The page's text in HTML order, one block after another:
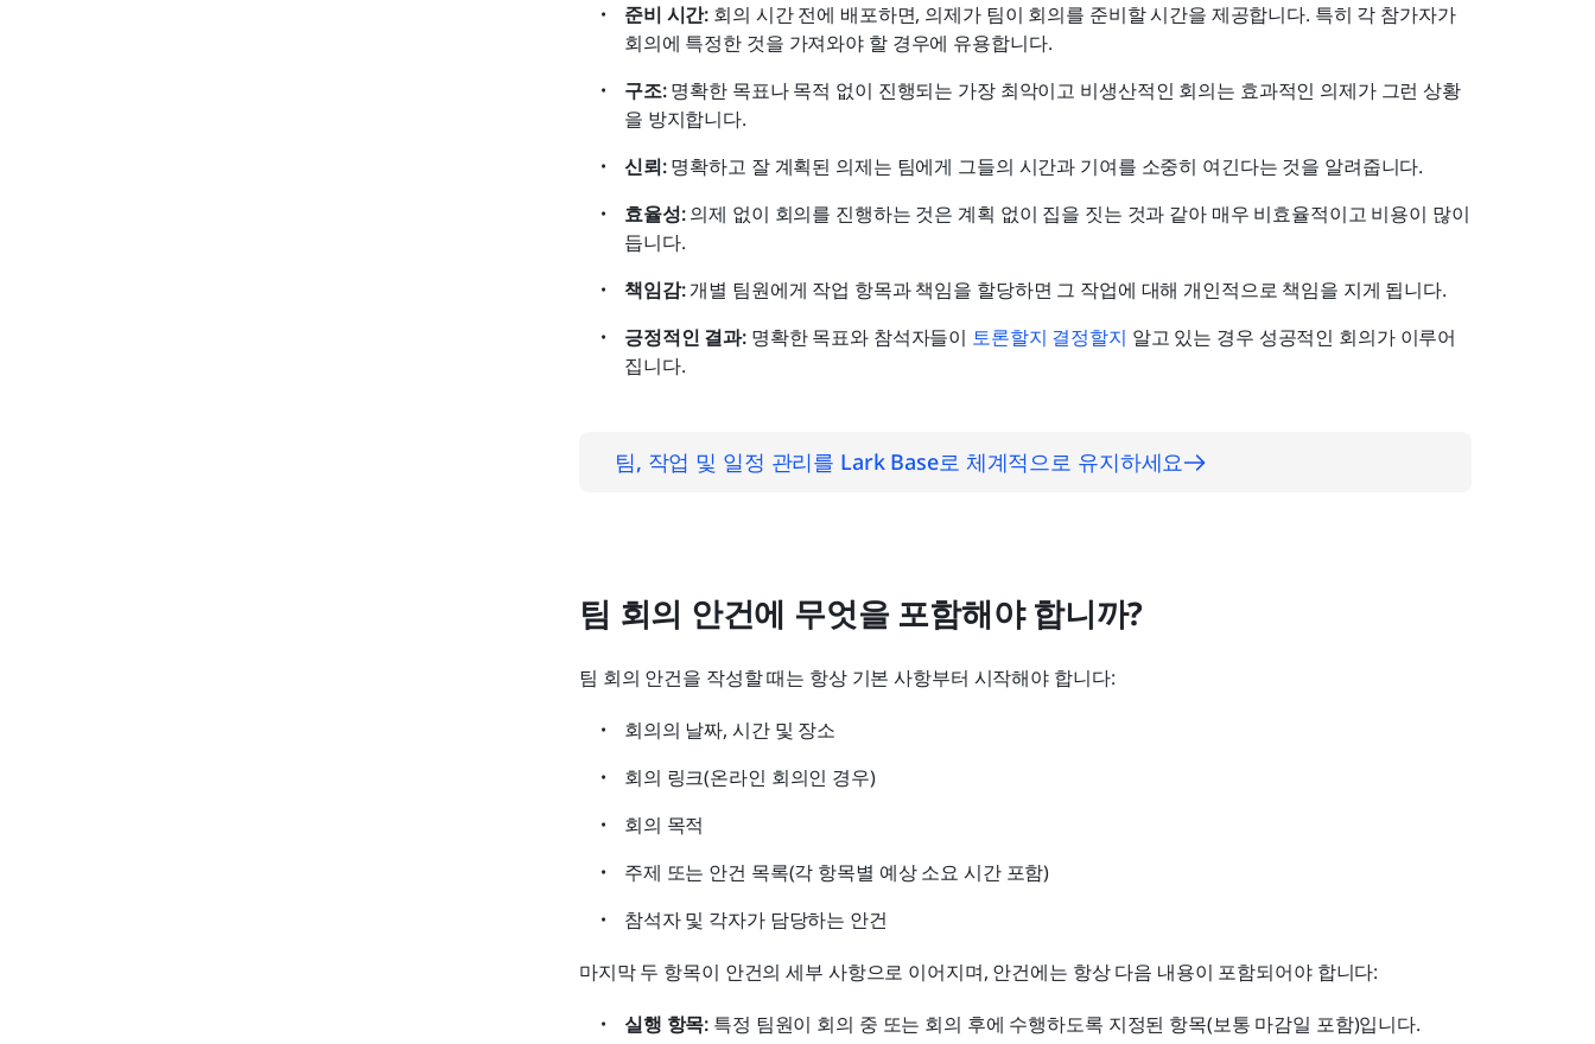
준비 시간: 회의 시간 전에 배포하면, 의제가 팀이 회의를 준비할 시간을 제공합니다. 특히 각 참가자가
회의에 특정한 것을 가져와야 할 경우에 유용합니다.
구조: 명확한 목표나 목적 없이 진행되는 가장 최악이고 비생산적인 회의는 효과적인 의제가 그런 상황
을 방지합니다.
신뢰: 명확하고 잘 계획된 의제는 팀에게 그들의 시간과 기여를 소중히 여긴다는 것을 알려줍니다.
효율성: 의제 없이 회의를 진행하는 것은 계획 없이 집을 짓는 것과 같아 매우 비효율적이고 비용이 많이
듭니다.
책임감: 개별 팀원에게 작업 항목과 책임을 할당하면 그 작업에 대해 개인적으로 책임을 지게 됩니다.
긍정적인 결과: 명확한 목표와 참석자들이 토론할지 결정할지 알고 있는 경우 성공적인 회의가 이루어
집니다.
팀, 작업 및 일정 관리를 Lark Base로 체계적으로 유지하세요
팀 회의 안건에 무엇을 포함해야 합니까?
팀 회의 안건을 작성할 때는 항상 기본 사항부터 시작해야 합니다:
회의의 날짜, 시간 및 장소
회의 링크(온라인 회의인 경우)
회의 목적
주제 또는 안건 목록(각 항목별 예상 소요 시간 포함)
참석자 및 각자가 담당하는 안건
마지막 두 항목이 안건의 세부 사항으로 이어지며, 안건에는 항상 다음 내용이 포함되어야 합니다:
실행 항목: 특정 팀원이 회의 중 또는 회의 후에 수행하도록 지정된 항목(보통 마감일 포함)입니다.